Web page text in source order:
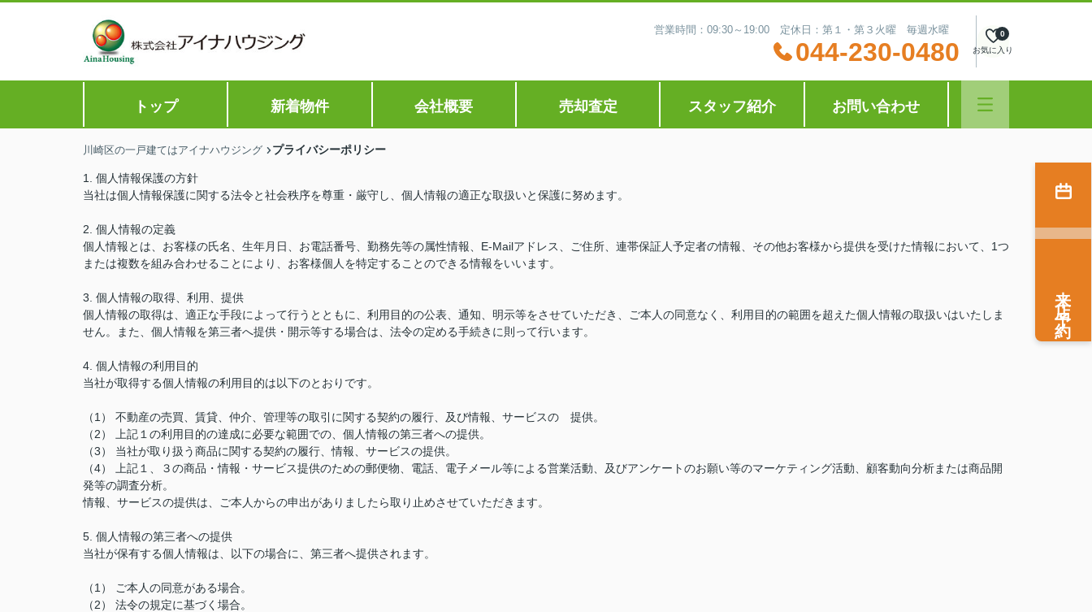
営業時間：09:30～19:00 定休日：第１・第３火曜 毎週水曜
044-230-0480 お気に入り
0
トップ 新着物件 会社概要 売却査定 スタッフ紹介 お問い合わせ
川崎区の一戸建てはアイナハウジング プライバシーポリシー
1. 個人情報保護の方針
当社は個人情報保護に関する法令と社会秩序を尊重・厳守し、個人情報の適正な取扱いと保護に努めます。
2. 個人情報の定義
個人情報とは、お客様の氏名、生年月日、お電話番号、勤務先等の属性情報、E-Mailアドレス、ご住所、連帯保証人予定者の情報、その他お客様から提供を受けた情報において、1つ
または複数を組み合わせることにより、お客様個人を特定することのできる情報をいいます。
3. 個人情報の取得、利用、提供
個人情報の取得は、適正な手段によって行うとともに、利用目的の公表、通知、明示等をさせていただき、ご本人の同意なく、利用目的の範囲を超えた個人情報の取扱いはいたしま
せん。また、個人情報を第三者へ提供・開示等する場合は、法令の定める手続きに則って行います。
4. 個人情報の利用目的
当社が取得する個人情報の利用目的は以下のとおりです。
（1） 不動産の売買、賃貸、仲介、管理等の取引に関する契約の履行、及び情報、サービスの 提供。
（2） 上記１の利用目的の達成に必要な範囲での、個人情報の第三者への提供。
（3） 当社が取り扱う商品に関する契約の履行、情報、サービスの提供。
（4） 上記１、３の商品・情報・サービス提供のための郵便物、電話、電子メール等による営業活動、及びアンケートのお願い等のマーケティング活動、顧客動向分析または商品開
発等の調査分析。
情報、サービスの提供は、ご本人からの申出がありましたら取り止めさせていただきます。
5. 個人情報の第三者への提供
当社が保有する個人情報は、以下の場合に、第三者へ提供されます。
（1） ご本人の同意がある場合。
（2） 法令の規定に基づく場合。
来店予約